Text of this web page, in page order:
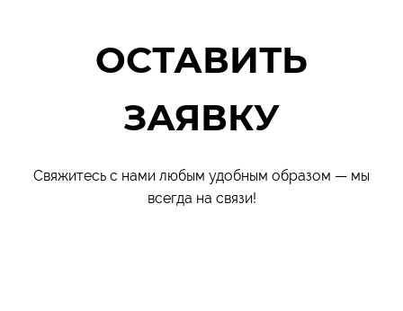
ОСТАВИТЬ
ЗАЯВКУ
Свяжитесь с нами любым удобным образом — мы
всегда на связи!